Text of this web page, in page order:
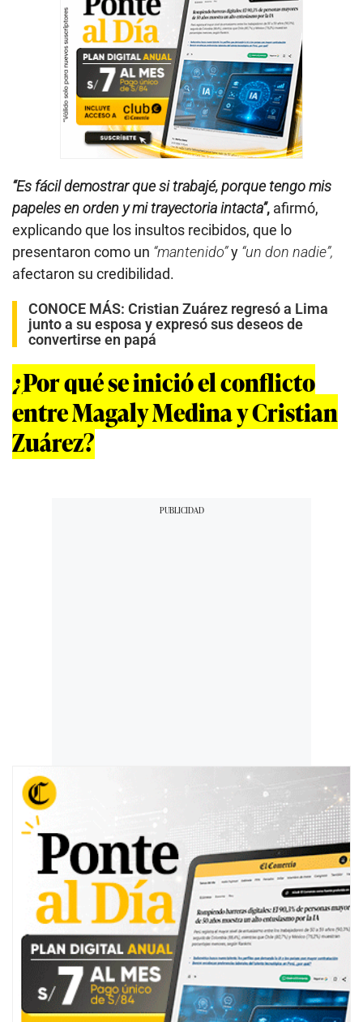
“Es fácil demostrar que si trabajé, porque tengo mis
papeles en orden y mi trayectoria intacta”, afirmó,
explicando que los insultos recibidos, que lo
presentaron como un “mantenido”y “un don nadie”,
afectaron su credibilidad.
CONOCE MÁS: Cristian Zuárez regresó a Lima
junto a su esposa y expresó sus deseos de
convertirse en papá
¿Por qué se inició el conflicto
entre Magaly Medina y Cristian
Zuárez?